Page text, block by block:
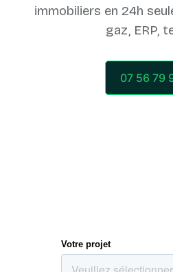
immobiliers en 24h
07 56 79